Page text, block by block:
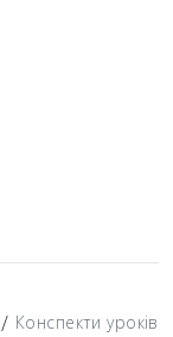
/ Конспекти уроків